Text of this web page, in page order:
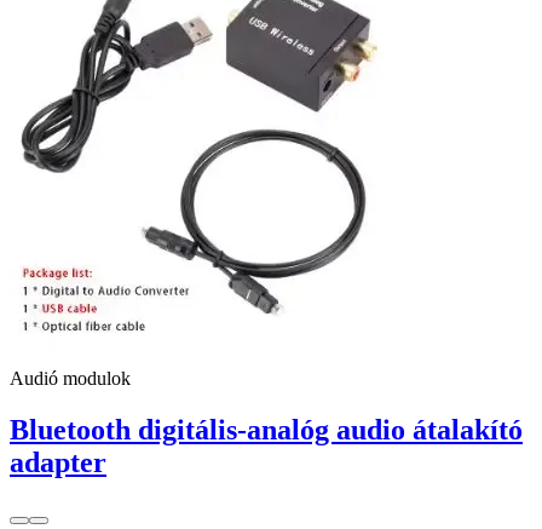
Audió modulok
Bluetooth digitális-analóg audio átalakító
adapter